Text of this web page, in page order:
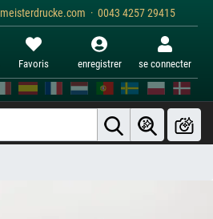
· 0043 4257 29415
Favoris enregistrer se connecter